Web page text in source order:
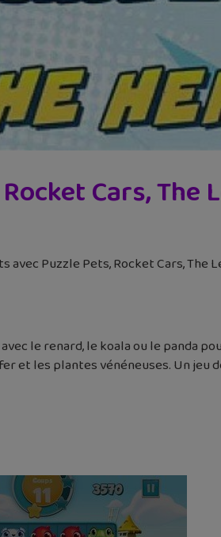
Cars, The
Puzzle Pets, Rocket Cars, The
le renard, le koala ou le panda
et les plantes vénéneuses. Un jeu